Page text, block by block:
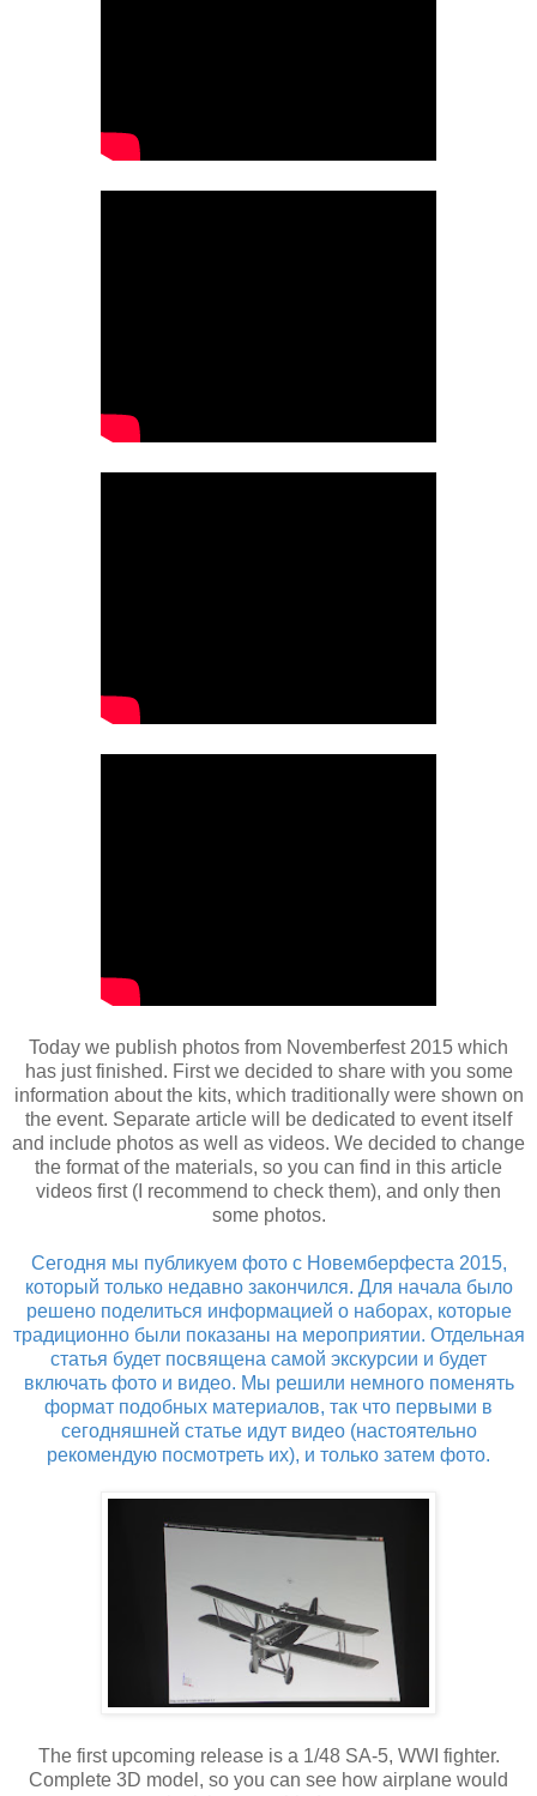
Today we publish photos from Novemberfest 2015 which
has just finished. First we decided to share with you some
information about the kits, which traditionally were shown on
the event. Separate article will be dedicated to event itself
and include photos as well as videos. We decided to change
the format of the materials, so you can find in this article
videos first (I recommend to check them), and only then
some photos.
Сегодня мы публикуем фото с Новемберфеста 2015,
который только недавно закончился. Для начала было
решено поделиться информацией о наборах, которые
традиционно были показаны на мероприятии. Отдельная
статья будет посвящена самой экскурсии и будет
включать фото и видео. Мы решили немного поменять
формат подобных материалов, так что первыми в
сегодняшней статье идут видео (настоятельно
рекомендую посмотреть их), и только затем фото.
The first upcoming release is a 1/48 SA-5, WWI fighter.
Complete 3D model, so you can see how airplane would